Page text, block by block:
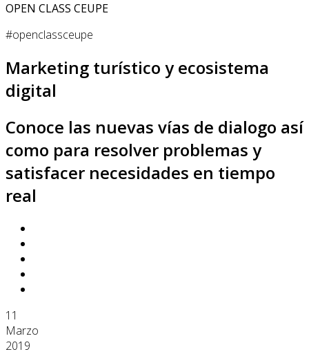
OPEN CLASS CEUPE
#openclassceupe
Marketing turístico y ecosistema
digital
Conoce las nuevas vías de dialogo así
como para resolver problemas y
satisfacer necesidades en tiempo
real
11
Marzo
2019